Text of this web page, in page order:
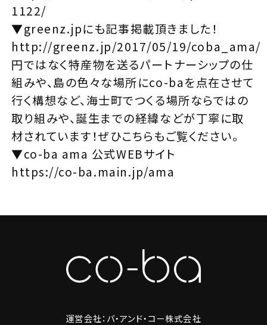
1122/
▼greenz.jpにも記事掲載頂きました！
http://greenz.jp/2017/05/19/coba_ama/
円ではなく特産物を送るパートナーシップの仕
組みや、島の色々な場所にco-baを点在させて
行く構想など、海士町でつくる場所ならではの
取り組みや、誕生までの経緯などが丁寧に取
材されています！ぜひこちらもご覧ください。
▼co-ba ama 公式WEBサイト
https://co-ba.main.jp/ama
運営会社：バ・アンド・コー株式会社